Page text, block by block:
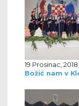
19 Prosinac, 2018
Božić nam v